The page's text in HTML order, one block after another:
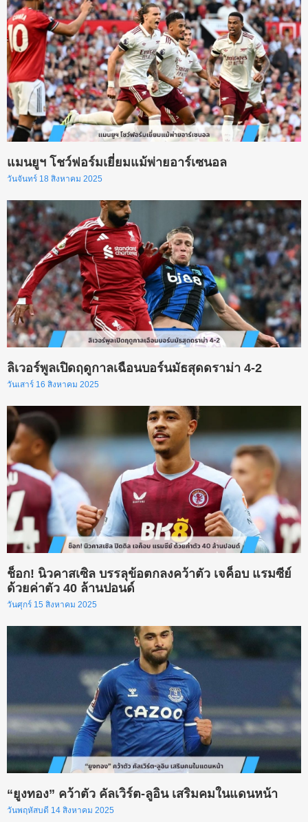
แมนยูฯ โชว์ฟอร์มเยี่ยมแม้พ่ายอาร์เซนอล
วันจันทร์ 18 สิงหาคม 2025
ลิเวอร์พูลเปิดฤดูกาลเฉือนบอร์นมัธสุดดราม่า 4-2
วันเสาร์ 16 สิงหาคม 2025
ช็อก! นิวคาสเซิล บรรลุข้อตกลงคว้าตัว เจค็อบ แรมซีย์
ด้วยค่าตัว 40 ล้านปอนด์
วันศุกร์ 15 สิงหาคม 2025
“ยูงทอง” คว้าตัว คัลเวิร์ต-ลูอิน เสริมคมในแดนหน้า
วันพฤหัสบดี 14 สิงหาคม 2025